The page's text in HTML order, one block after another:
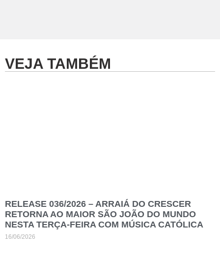
VEJA TAMBÉM
RELEASE 036/2026 – ARRAIÁ DO CRESCER
RETORNA AO MAIOR SÃO JOÃO DO MUNDO
NESTA TERÇA-FEIRA COM MÚSICA CATÓLICA
16/06/2026